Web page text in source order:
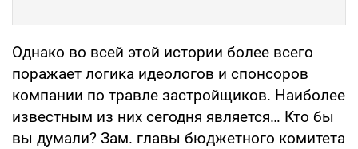
Однако во всей этой истории более всего
поражает логика идеологов и спонсоров
компании по травле застройщиков. Наиболее
известным из них сегодня является… Кто бы
вы думали? Зам. главы бюджетного комитета